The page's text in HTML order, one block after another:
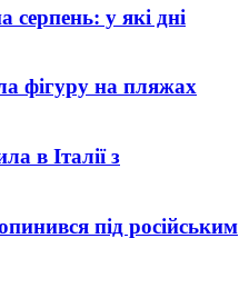
серпень: у які дні
фігуру на пляжах
в Італії з
під російським